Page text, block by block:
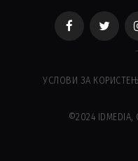
УСЛОВИ ЗА
©2024